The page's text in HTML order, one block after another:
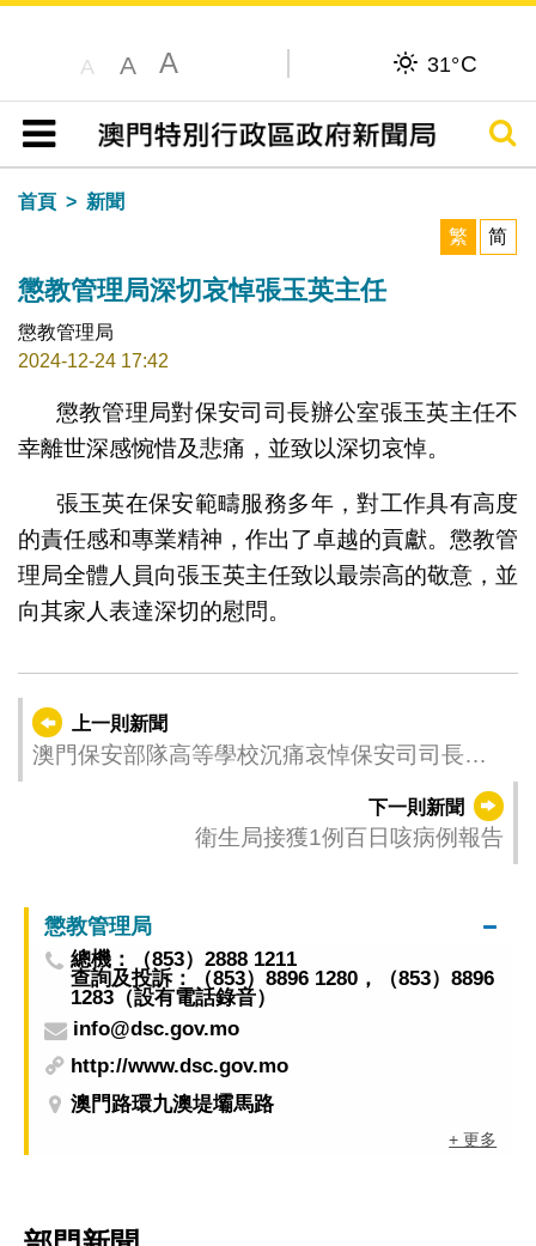
A A A 31°C
目錄
搜尋
首頁
新聞
繁
简
懲教管理局深切哀悼張玉英主任
懲教管理局
2024-12-24 17:42
懲教管理局對保安司司長辦公室張玉英主任不
幸離世深感惋惜及悲痛，並致以深切哀悼。
張玉英在保安範疇服務多年，對工作具有高度
的責任感和專業精神，作出了卓越的貢獻。懲教管
理局全體人員向張玉英主任致以最崇高的敬意，並
向其家人表達深切的慰問。
上一則新聞
澳門保安部隊高等學校沉痛哀悼保安司司長辦
下一則新聞
衛生局接獲1例百日咳病例報告
懲教管理局
總機：（853）2888 1211
查詢及投訴：（853）8896 1280，（853）8896
1283（設有電話錄音）
info@dsc.gov.mo
http://www.dsc.gov.mo
澳門路環九澳堤壩馬路
+ 更多